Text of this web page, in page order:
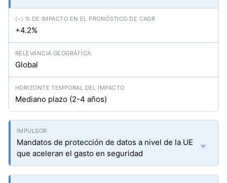
+4.2%
Global
Mediano plazo (2-4 años)
Mandatos de protección de datos a nivel de la UE
que aceleran el gasto en seguridad